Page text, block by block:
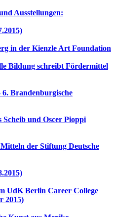
Ausstellungen:
in der Kienzle Art Foundation
Bildung schreibt Fördermittel
Brandenburgische
und Oscer Pioppi
der Stiftung Deutsche
UdK Berlin Career College
2015)